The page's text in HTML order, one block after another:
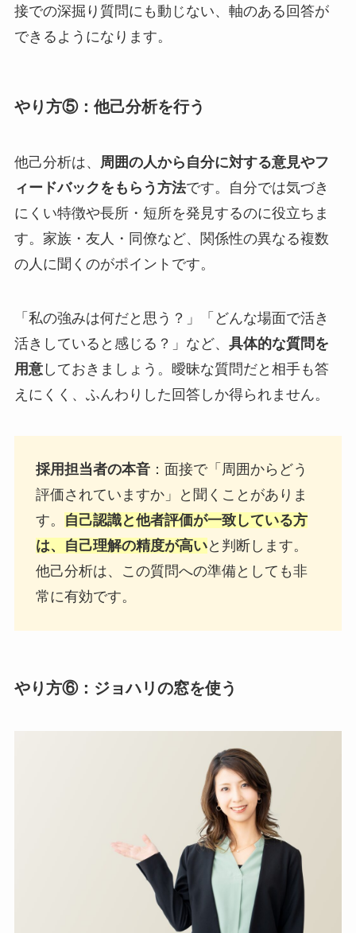
接での深掘り質問にも動じない、軸のある回答が
できるようになります。
やり方⑤：他己分析を行う
他己分析は、
周囲の人から自分に対する意見やフ
ィードバックをもらう方法です。自分では気づき
にくい特徴や長所・短所を発見するのに役立ちま
す。家族・友人・同僚など、関係性の異なる複数
の人に聞くのがポイントです。
「私の強みは何だと思う？」「どんな場面で活き
活きしていると感じる？」など、 具体的な質問を
用意しておきましょう。曖昧な質問だと相手も答
えにくく、ふんわりした回答しか得られません。
採用担当者の本音：面接で「周囲からどう
評価されていますか」と聞くことがありま
す。
自己認識と他者評価が一致している方
は、自己理解の精度が高いと判断します。
他己分析は、この質問への準備としても非
常に有効です。
やり方⑥：ジョハリの窓を使う